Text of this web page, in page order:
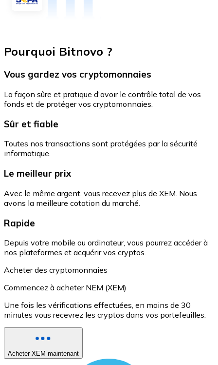
Pourquoi Bitnovo ?
Vous gardez vos cryptomonnaies
La façon sûre et pratique d'avoir le contrôle total de vos
fonds et de protéger vos cryptomonnaies.
Sûr et fiable
Toutes nos transactions sont protégées par la sécurité
informatique.
Le meilleur prix
Avec le même argent, vous recevez plus de XEM. Nous
avons la meilleure cotation du marché.
Rapide
Depuis votre mobile ou ordinateur, vous pourrez accéder à
nos plateformes et acquérir vos cryptos.
Acheter des cryptomonnaies
Commencez à acheter NEM (XEM)
Une fois les vérifications effectuées, en moins de 30
minutes vous recevrez les cryptos dans vos portefeuilles.
Acheter XEM maintenant